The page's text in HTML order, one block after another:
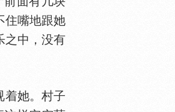
住嘴地跟她
之中，没有
她。村子